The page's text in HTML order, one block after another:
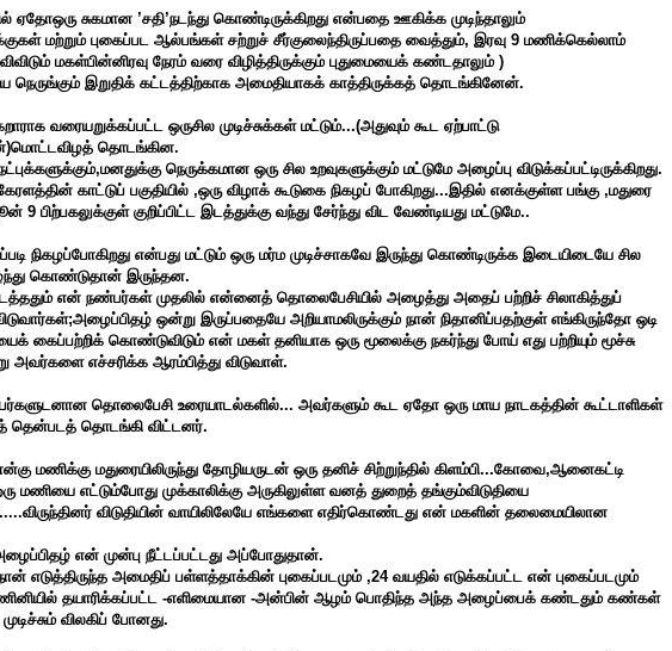
ஏதோஒரு சுகமான ’சதி’நடந்து கொண்டிருக்கிறது என்பதை ஊகிக்க முடிந்தாலும்
மற்றும் புகைப்பட ஆல்பங்கள் சற்றுச் சீர்குலைந்திருப்பதை வைத்தும், இரவு 9 மணிக்கெல்லாம்
மகள்பின்னிரவு நேரம் வரை விழித்திருக்கும் புதுமையைக் கண்டதாலும் )
நெருங்கும் இறுதிக் கட்டத்திற்காக அமைதியாகக் காத்திருக்கத் தொடங்கினேன்.
வரையறுக்கப்பட்ட ஒருசில முடிச்சுக்கள் மட்டும்...(அதுவும் கூட ஏற்பாட்டு
தொடங்கின.
நெருக்கமான ஒரு சில உறவுகளுக்கும் மட்டுமே அழைப்பு விடுக்கப்பட்டிருக்கிறது.
காட்டுப் பகுதியில் ,ஒரு விழாக் கூடுகை நிகழப் போகிறது...இதில் எனக்குள்ள பங்கு ,மதுரை
பிற்பகலுக்குள் குறிப்பிட்ட இடத்துக்கு வந்து சேர்ந்து விட வேண்டியது மட்டுமே..
நிகழப்போகிறது என்பது மட்டும் ஒரு மர்ம முடிச்சாகவே இருந்து கொண்டிருக்க இடையிடையே சில
கொண்டுதான் இருந்தன.
என் நண்பர்கள் முதலில் என்னைத் தொலைபேசியில் அழைத்து அதைப் பற்றிச் சிலாகித்துப்
ஒன்று இருப்பதையே அறியாமலிருக்கும் நான் நிதானிப்பதற்குள் எங்கிருந்தோ ஒடி
கைப்பற்றிக் கொண்டுவிடும் என் மகள் தனியாக ஒரு மூலைக்கு நகர்ந்து போய் எது பற்றியும் மூச்சு
அவர்களை எச்சரிக்க ஆரம்பித்து விடுவாள்.
தொலைபேசி உரையாடல்களில்... அவர்களும் கூட ஏதோ ஒரு மாய நாடகத்தின் கூட்டாளிகள்
தென்படத் தொடங்கி விட்டனர்.
மணிக்கு மதுரையிலிருந்து தோழியருடன் ஒரு தனிச் சிற்றுந்தில் கிளம்பி...கோவை,ஆனைகட்டி
மணியை எட்டும்போது முக்காலிக்கு அருகிலுள்ள வனத் துறைத் தங்கும்விடுதியை
விடுதியின் வாயிலிலேயே எங்களை எதிர்கொண்டது என் மகளின் தலைமையிலான
என் முன்பு நீட்டப்பட்டது அப்போதுதான்.
எடுத்திருந்த அமைதிப் பள்ளத்தாக்கின் புகைப்படமும் ,24 வயதில் எடுக்கப்பட்ட என் புகைப்படமும்
தயாரிக்கப்பட்ட -எளிமையான -அன்பின் ஆழம் பொதிந்த அந்த அழைப்பைக் கண்டதும் கண்கள்
விலகிப் போனது.